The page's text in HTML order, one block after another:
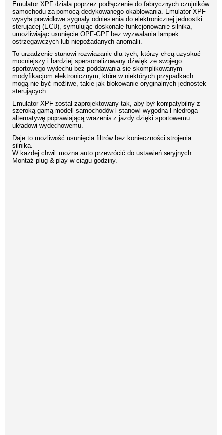
Emulator XPF działa poprzez podłączenie do fabrycznych czujników
samochodu za pomocą dedykowanego okablowania. Emulator XPF
wysyła prawidłowe sygnały odniesienia do elektronicznej jednostki
sterującej (ECU), symulując doskonałe funkcjonowanie silnika,
umożliwiając usunięcie OPF-GPF bez wyzwalania lampek
ostrzegawczych lub niepożądanych anomalii.
To urządzenie stanowi rozwiązanie dla tych, którzy chcą uzyskać
mocniejszy i bardziej spersonalizowany dźwięk ze swojego
sportowego wydechu bez poddawania się skomplikowanym
modyfikacjom elektronicznym, które w niektórych przypadkach
mogą nie być możliwe, takie jak blokowanie oryginalnych jednostek
sterujących.
Emulator XPF został zaprojektowany tak, aby był kompatybilny z
szeroką gamą modeli samochodów i stanowi wygodną i niedrogą
alternatywę poprawiającą wrażenia z jazdy dzięki sportowemu
układowi wydechowemu.
Daje to możliwość usunięcia filtrów bez konieczności strojenia
silnika.
W każdej chwili można auto przewrócić do ustawień seryjnych.
Montaż plug & play w ciągu godziny.